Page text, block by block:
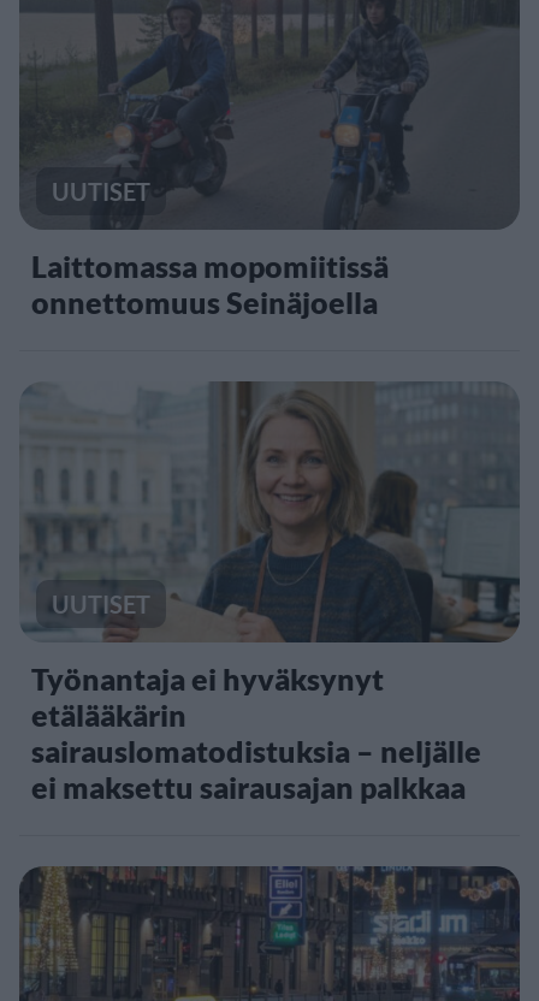
UUTISET
Laittomassa mopomiitissä
onnettomuus Seinäjoella
UUTISET
Työnantaja ei hyväksynyt
etälääkärin
sairauslomatodistuksia – neljälle
ei maksettu sairausajan palkkaa